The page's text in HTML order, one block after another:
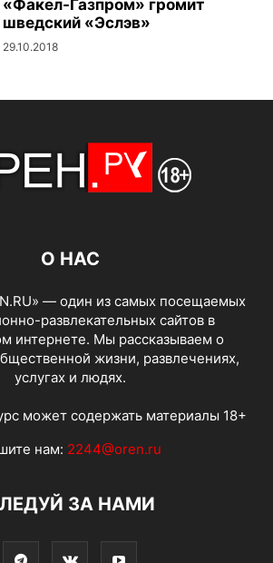
«Факел-Газпром» громит
шведский «Эслэв»
29.10.2018
О НАС
— один из самых посещаемых
развлекательных сайтов в
интернете. Мы рассказываем о
жизни, развлечениях,
услугах и людях.
может содержать материалы 18+
нам: 2244@oren.ru
ЗА НАМИ